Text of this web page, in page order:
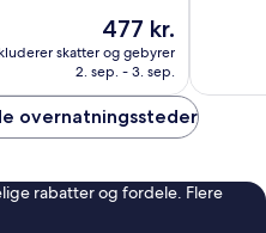
Prisen
477 kr.
477 kr.
skatter og gebyrer
2. sep. - 3. sep.
overnatningssteder
rabatter og fordele. Flere